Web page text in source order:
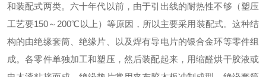
和装配式两类。六十年代以前，由于引出线的耐热性不够（塑压
工艺要150～200℃以上）等原因，所以主要采用装配式。这种结
构的由绝缘套筒、绝缘片、以及焊有导电片的银合金环等零件组
成。各零件单独加工和塑压，然后装配起来，用缩醛烘干胶液或